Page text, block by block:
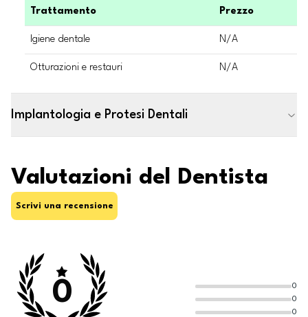
Trattamento Prezzo
Igiene dentale N/A
Otturazioni e restauri N/A
Implantologia e Protesi Dentali
Valutazioni del Dentista
Scrivi una recensione
0
0
0
0